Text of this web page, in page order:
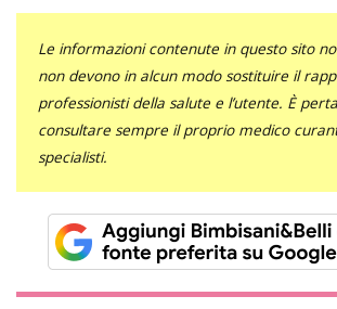
Le informazioni contenute in questo sito
non devono in alcun modo sostituire il
professionisti della salute e l’utente. È
consultare sempre il proprio medico
specialisti.